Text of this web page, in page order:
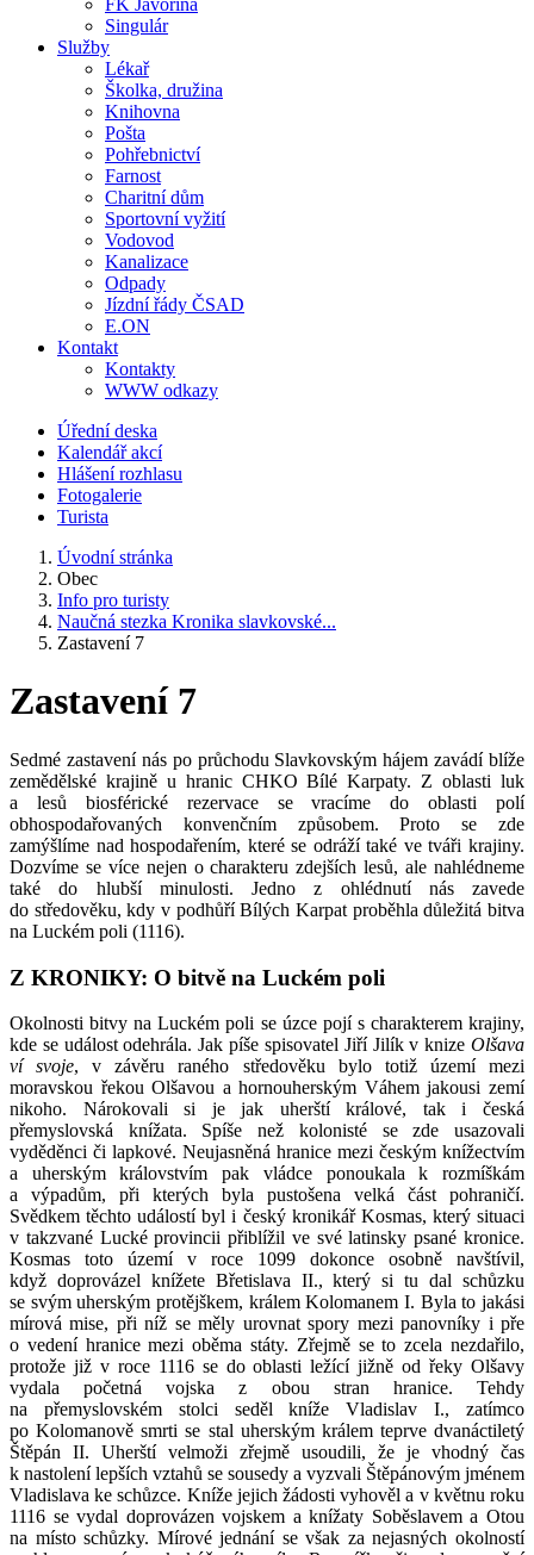
FK Javořina
Singulár
Služby
Lékař
Školka, družina
Knihovna
Pošta
Pohřebnictví
Farnost
Charitní dům
Sportovní vyžití
Vodovod
Kanalizace
Odpady
Jízdní řády ČSAD
E.ON
Kontakt
Kontakty
WWW odkazy
Úřední deska
Kalendář akcí
Hlášení rozhlasu
Fotogalerie
Turista
Úvodní stránka
Obec
Info pro turisty
Naučná stezka Kronika slavkovské...
Zastavení 7
Zastavení 7
Sedmé zastavení nás po průchodu Slavkovským hájem zavádí blíže
zemědělské krajině u hranic CHKO Bílé Karpaty. Z oblasti luk
a lesů biosférické rezervace se vracíme do oblasti polí
obhospodařovaných konvenčním způsobem. Proto se zde
zamýšlíme nad hospodařením, které se odráží také ve tváři krajiny.
Dozvíme se více nejen o charakteru zdejších lesů, ale nahlédneme
také do hlubší minulosti. Jedno z ohlédnutí nás zavede
do středověku, kdy v podhůří Bílých Karpat proběhla důležitá bitva
na Luckém poli (1116).
Z KRONIKY: O bitvě na Luckém poli
Okolnosti bitvy na Luckém poli se úzce pojí s charakterem krajiny,
kde se událost odehrála. Jak píše spisovatel Jiří Jilík v knize Olšava
ví svoje, v závěru raného středověku bylo totiž území mezi
moravskou řekou Olšavou a hornouherským Váhem jakousi zemí
nikoho. Nárokovali si je jak uherští králové, tak i česká
přemyslovská knížata. Spíše než kolonisté se zde usazovali
vyděděnci či lapkové. Neujasněná hranice mezi českým knížectvím
a uherským královstvím pak vládce ponoukala k rozmíškám
a výpadům, při kterých byla pustošena velká část pohraničí.
Svědkem těchto událostí byl i český kronikář Kosmas, který situaci
v takzvané Lucké provincii přiblížil ve své latinsky psané kronice.
Kosmas toto území v roce 1099 dokonce osobně navštívil,
když doprovázel knížete Břetislava II., který si tu dal schůzku
se svým uherským protějškem, králem Kolomanem I. Byla to jakási
mírová mise, při níž se měly urovnat spory mezi panovníky i pře
o vedení hranice mezi oběma státy. Zřejmě se to zcela nezdařilo,
protože již v roce 1116 se do oblasti ležící jižně od řeky Olšavy
vydala početná vojska z obou stran hranice. Tehdy
na přemyslovském stolci seděl kníže Vladislav I., zatímco
po Kolomanově smrti se stal uherským králem teprve dvanáctiletý
Štěpán II. Uherští velmoži zřejmě usoudili, že je vhodný čas
k nastolení lepších vztahů se sousedy a vyzvali Štěpánovým jménem
Vladislava ke schůzce. Kníže jejich žádosti vyhověl a v květnu roku
1116 se vydal doprovázen vojskem a knížaty Soběslavem a Otou
na místo schůzky. Mírové jednání se však za nejasných okolností